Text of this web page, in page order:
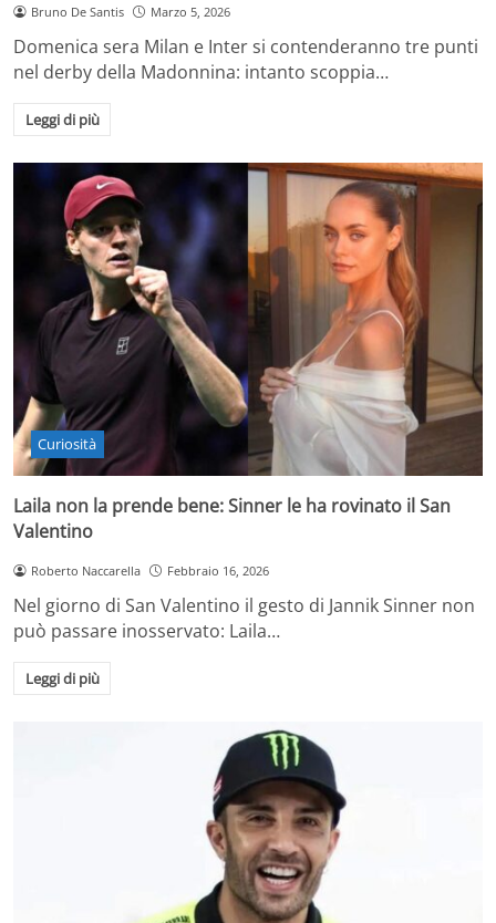
Bruno De Santis Marzo 5, 2026
Domenica sera Milan e Inter si contenderanno tre punti
nel derby della Madonnina: intanto scoppia…
Leggi di più
Curiosità
Laila non la prende bene: Sinner le ha rovinato il San
Valentino
Roberto Naccarella Febbraio 16, 2026
Nel giorno di San Valentino il gesto di Jannik Sinner non
può passare inosservato: Laila…
Leggi di più